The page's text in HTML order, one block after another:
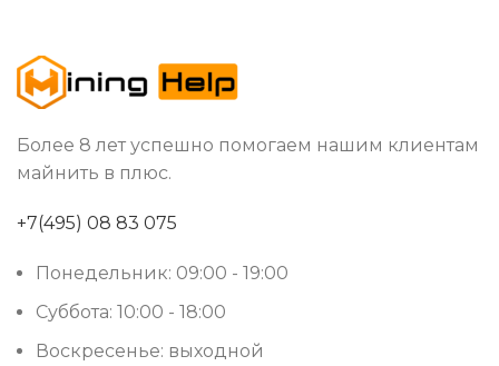
Более 8 лет успешно помогаем нашим клиентам
майнить в плюс.
+7(495) 08 83 075
Понедельник: 09:00 - 19:00
Суббота: 10:00 - 18:00
Воскресенье: выходной